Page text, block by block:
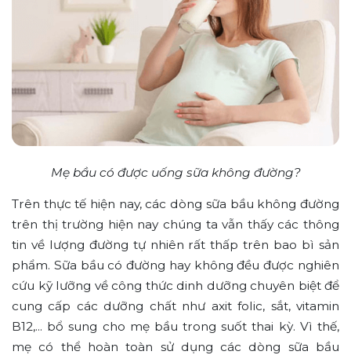
Mẹ bầu có được uống sữa không đường?
Trên thực tế hiện nay, các dòng sữa bầu không đường
trên thị trường hiện nay chúng ta vẫn thấy các thông
tin về lượng đường tự nhiên rất thấp trên bao bì sản
phẩm. Sữa bầu có đường hay không đều được nghiên
cứu kỹ lưỡng về công thức dinh dưỡng chuyên biệt để
cung cấp các dưỡng chất như axit folic, sắt, vitamin
B12,... bổ sung cho mẹ bầu trong suốt thai kỳ. Vì thế,
mẹ có thể hoàn toàn sử dụng các dòng sữa bầu